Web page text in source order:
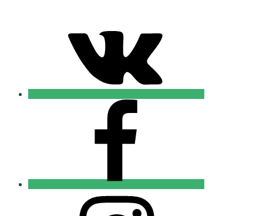
Добровольцы
Православные